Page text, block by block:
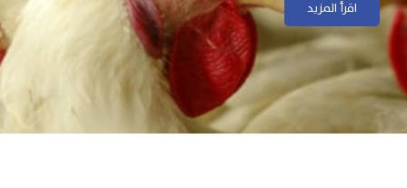
اقرأ المزيداقرأ المزيد